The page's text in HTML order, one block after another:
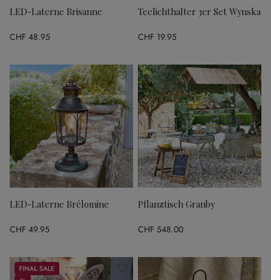
LED-Laterne Brisanne
CHF 48.95
Teelichthalter 3er Set Wynska
CHF 19.95
LED-Laterne Brélomine
CHF 49.95
Pflanztisch Granby
CHF 548.00
Sale